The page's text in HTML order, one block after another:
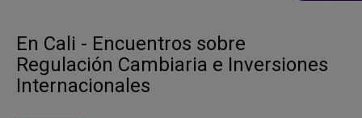
En Cali - Encuentros sobre
Regulación Cambiaria e Inversiones
Internacionales